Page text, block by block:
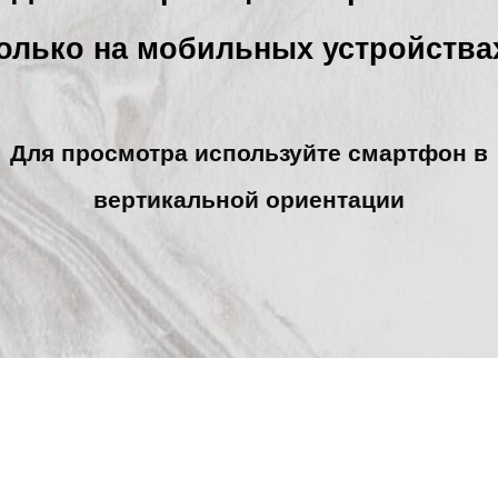
на мобильных
Для просмотра используйте смартфон в
вертикальной ориентации